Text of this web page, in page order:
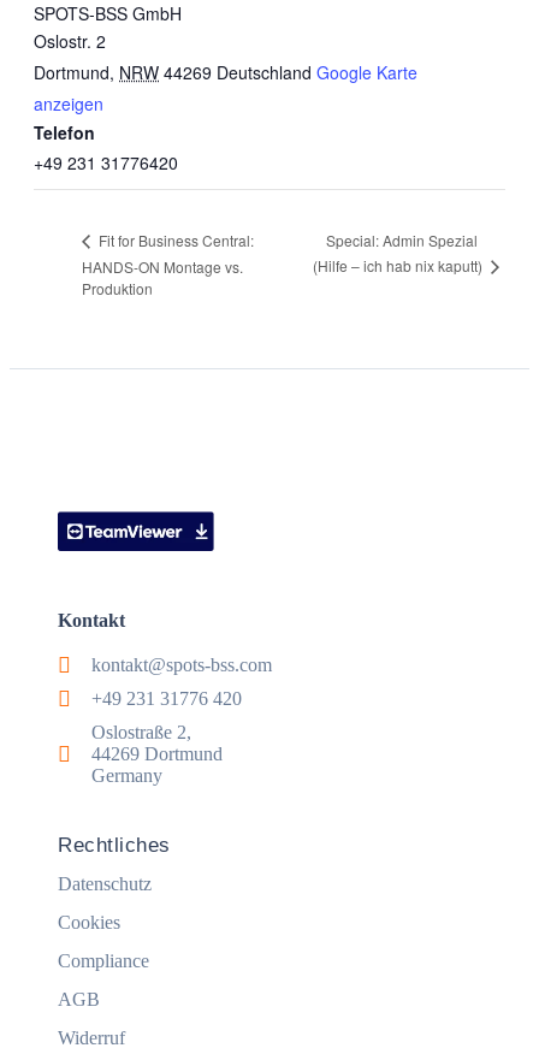
SPOTS-BSS GmbH
Oslostr. 2
Dortmund, NRW 44269 Deutschland Google Karte
anzeigen
Telefon
+49 231 31776420
Fit for Business Central:
HANDS-ON Montage vs.
Produktion
Special: Admin Spezial
(Hilfe – ich hab nix kaputt)
Kontakt
kontakt@spots-bss.com
+49 231 31776 420
Oslostraße 2,
44269 Dortmund
Germany
Rechtliches
Datenschutz
Cookies
Compliance
AGB
Widerruf